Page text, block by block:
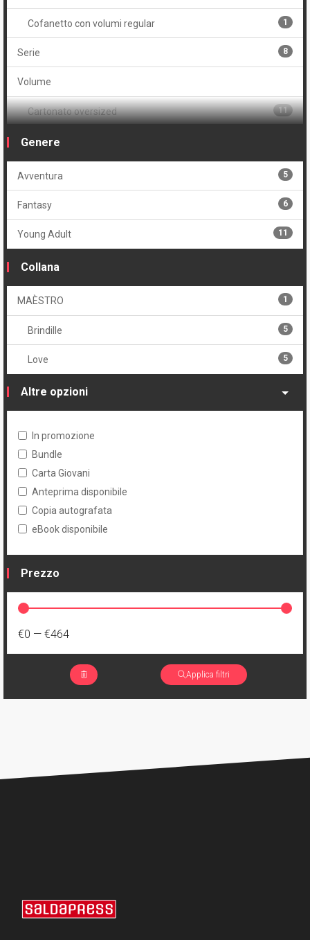
Cofanetto con volumi regular 1
Serie 8
Volume
Cartonato oversized 11
Volume unico
Genere
Avventura 5
Fantasy 6
Young Adult 11
Collana
MAÈSTRO 1
Brindille 5
Love 5
Altre opzioni
In promozione
Bundle
Carta Giovani
Anteprima disponibile
Copia autografata
eBook disponibile
Prezzo
€0 — €464
Applica filtri